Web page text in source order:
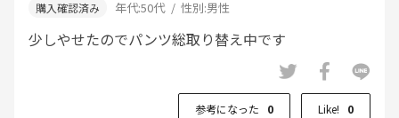
年代:50代 性別:男性
少しやせたのでパンツ総取り替え中です
参考になった 0 Like! 0